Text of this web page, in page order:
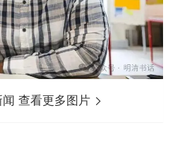
查看更多图片